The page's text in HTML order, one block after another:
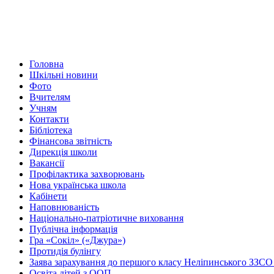
Головна
Шкільні новини
Фото
Вчителям
Учням
Контакти
Бібліотека
Фінансова звітність
Дирекція школи
Вакансії
Профілактика захворювань
Нова українська школа
Кабінети
Наповнюваність
Національно-патріотичне виховання
Публічна інформація
Гра «Сокіл» («Джура»)
Протидія булінгу
Заява зарахування до першого класу Неліпинського ЗЗСО